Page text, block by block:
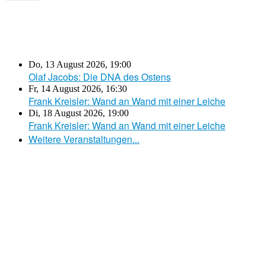
Do, 13 August 2026, 19:00
Olaf Jacobs: Die DNA des Ostens
Fr, 14 August 2026, 16:30
Frank Kreisler: Wand an Wand mit einer Leiche
Di, 18 August 2026, 19:00
Frank Kreisler: Wand an Wand mit einer Leiche
Weitere Veranstaltungen...